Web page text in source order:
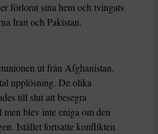
förlorat sina hem och tvingats
Iran och Pakistan.
ut från Afghanistan.
upplösning. De olika
till slut att besegra
blev inte eniga om den
Istället fortsatte konflikten